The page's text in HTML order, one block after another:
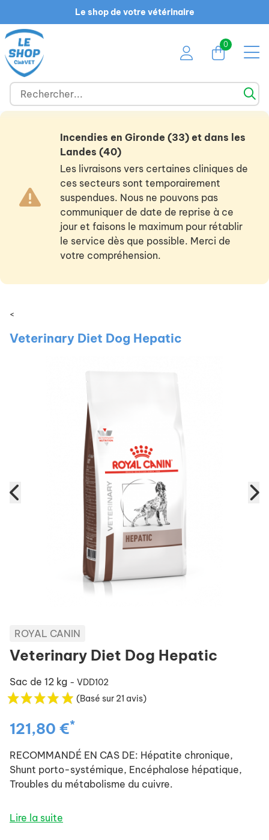
Le shop de votre vétérinaire
0
Incendies en Gironde (33) et dans les
Landes (40)
Les livraisons vers certaines cliniques de
ces secteurs sont temporairement
suspendues. Nous ne pouvons pas
communiquer de date de reprise à ce
jour et faisons le maximum pour rétablir
le service dès que possible. Merci de
votre compréhension.
<
Veterinary Diet Dog Hepatic
ROYAL CANIN
Veterinary Diet Dog Hepatic
Sac de 12 kg - VDD102
(Basé sur 21 avis)
121,80 €*
RECOMMANDÉ EN CAS DE: Hépatite chronique,
Shunt porto-systémique, Encéphalose hépatique,
Troubles du métabolisme du cuivre.
NON RECOMMANDÉ EN CAS DE: Pancréatite ou
Lire la suite